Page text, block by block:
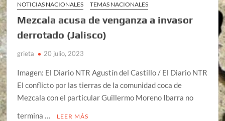
NOTICIAS NACIONALES
TEMAS NACIONALES
Mezcala acusa de venganza a invasor
derrotado (Jalisco)
grieta 20 julio, 2023
Imagen: El Diario NTR Agustín del Castillo / El Diario NTR
El conflicto por las tierras de la comunidad coca de
Mezcala con el particular Guillermo Moreno Ibarra no
termina …
LEER MÁS